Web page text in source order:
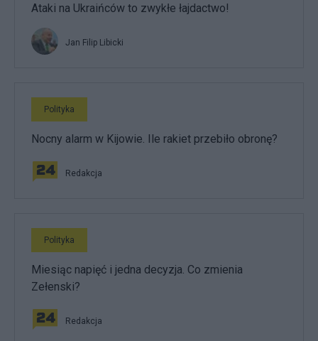
Ataki na Ukraińców to zwykłe łajdactwo!
Jan Filip Libicki
Polityka
Nocny alarm w Kijowie. Ile rakiet przebiło obronę?
Redakcja
Polityka
Miesiąc napięć i jedna decyzja. Co zmienia
Zełenski?
Redakcja